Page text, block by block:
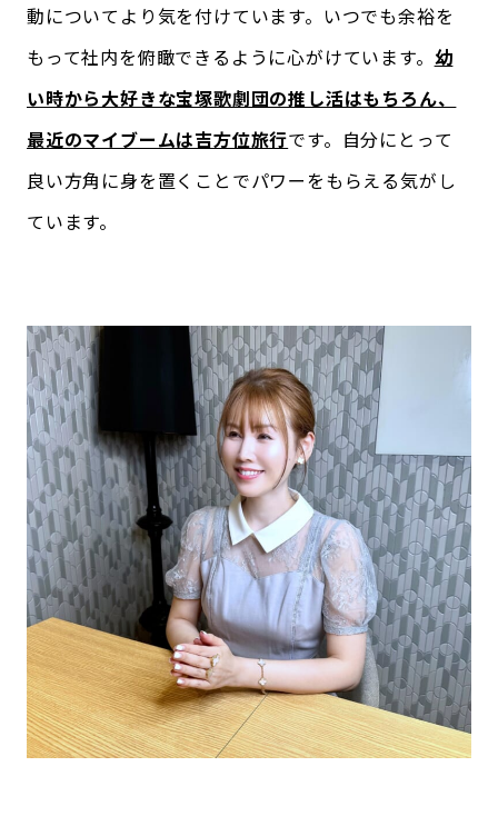
動についてより気を付けています。いつでも余裕を
もって社内を俯瞰できるように心がけています。 幼
い時から大好きな宝塚歌劇団の推し活はもちろん、
最近のマイブームは吉方位旅行です。自分にとって
良い方角に身を置くことでパワーをもらえる気がし
ています。